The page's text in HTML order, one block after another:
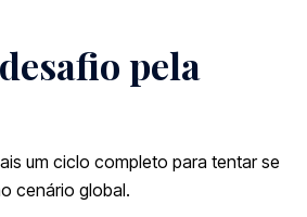
pela
um ciclo completo para tentar se
cenário global.